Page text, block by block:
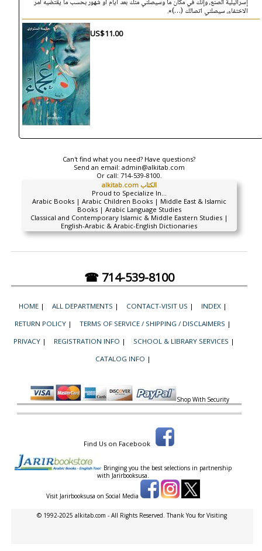
إسرائيلية الصنع، وإنك في مكان ما وسيصلني منك بعد أيام أو شهور بحسب ما يقتضيه أمر
الاختفاء، سيصلني اتصالك (…)».
US$11.00
Can't find what you need? Have questions?
Send an email: admin@alkitab.com
Or call: 714-539-8100.
alkitab.com الكتاب
Proud to Specialize In...
Arabic Books | Arabic Children Books | Middle East & Islamic
Books | Arabic Language Studies
Classical and Contemporary Islamic & Middle Eastern Studies |
English-Arabic & Arabic-English Dictionaries
☎ 714-539-8100
HOME | ALL DEPARTMENTS | CONTACT-VISIT US | INDEX |
RETURN POLICY | TERMS OF SERVICE / SHIPPING / DISCLAIMERS |
PRIVACY | REGISTRATION INFO | SCHOOL & LIBRARY SERVICES |
CATALOG INFO |
Shop With Security
Find Us on Facebook
Bringing you the best selections in partnership
with Jarirbooksusa.
Visit Jarirbooksusa on Social Media
© 1992-2025 alkitab.com - All Rights Reserved. Thank You for Visiting